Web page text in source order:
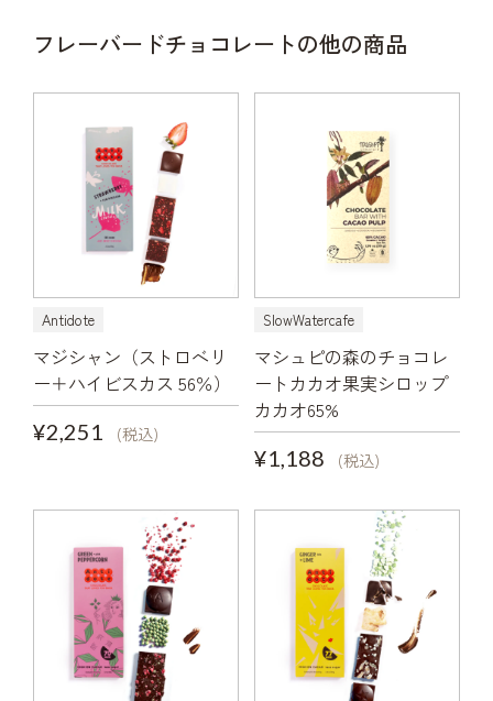
フレーバードチョコレートの他の商品
Antidote
マジシャン（ストロベリ
ー＋ハイビスカス 56％）
¥2,251
(税込)
SlowWatercafe
マシュピの森のチョコレ
ートカカオ果実シロップ
カカオ65%
¥1,188
(税込)